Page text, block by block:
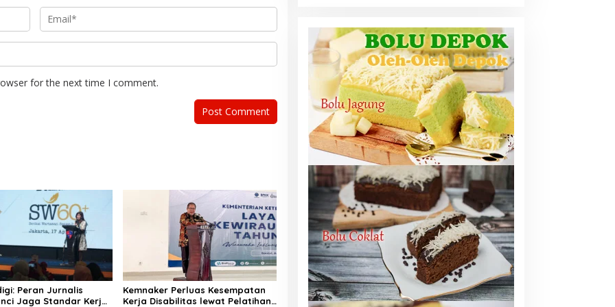
for the next time I comment.
Peran Jurnalis
Jaga Standar Kerja
Kemnaker Perluas Kesempatan
Kerja Disabilitas lewat Pelatihan